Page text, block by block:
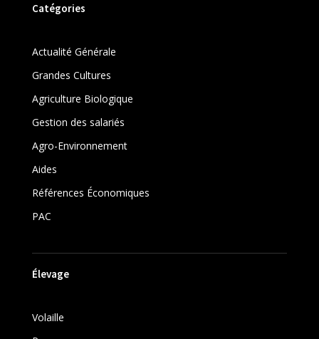
Catégories
Actualité Générale
Grandes Cultures
Agriculture Biologique
Gestion des salariés
Agro-Environnement
Aides
Références Économiques
PAC
Élevage
Volaille